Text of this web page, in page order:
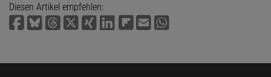
Diesen Artikel empfehlen: